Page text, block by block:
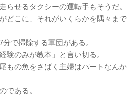
らせるタクシーの運転手もそうだ。
どこに、それがいくらかを隅々まで
で掃除する軍団がある。
験のみが教本」と言い切る。
もの魚をさばく主婦はパートなんか
である。